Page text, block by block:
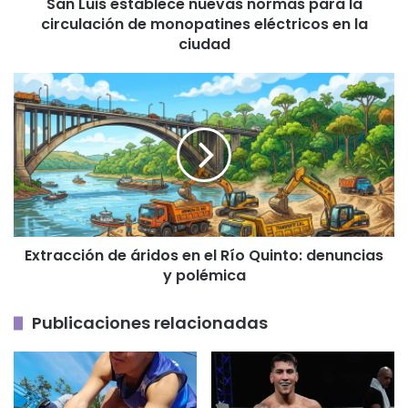
eléctricos
ciudad
San Luis establece nuevas normas para la
circulación de monopatines eléctricos en la
ciudad
Extracción
de
áridos
en
Río
Quinto:
denuncias
y
polémica
Extracción de áridos en el Río Quinto: denuncias
y polémica
Publicaciones relacionadas